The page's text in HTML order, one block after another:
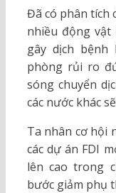
Đã có phân tích
nhiều động vật
gây dịch bệnh
phòng rủi ro
sóng chuyển
các nước khác
Ta nhân cơ hội
các dự án FDI
lên cao trong
bước giảm phụ